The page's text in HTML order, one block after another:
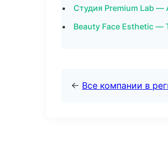
Студия Premium Lab —
Beauty Face Esthetic —
← Все компании в